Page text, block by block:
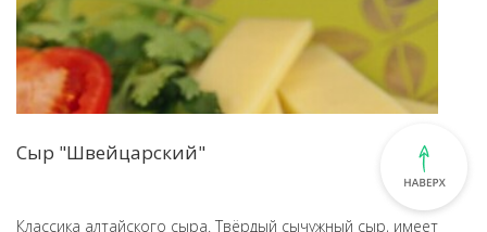
Сыр "Швейцарский"
Классика алтайского сыра. Твёрдый сычужный сыр, имеет